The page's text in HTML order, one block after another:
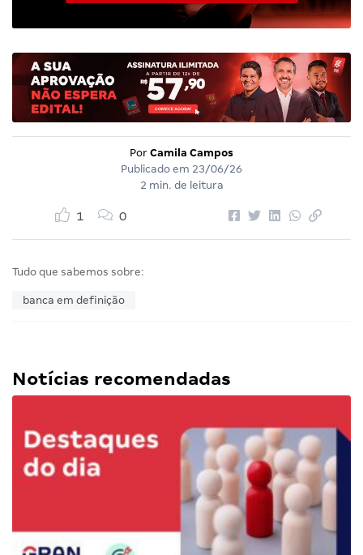
Por Camila Campos
Publicado em 23/06/26
2 min. de leitura
1 0
Tudo que sabemos sobre:
banca em definição
Notícias recomendadas